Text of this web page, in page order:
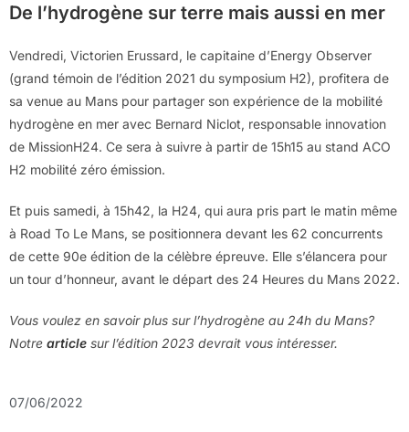
De l’hydrogène sur terre mais aussi en mer
Vendredi, Victorien Erussard, le capitaine d’Energy Observer
(grand témoin de l’édition 2021 du symposium H2), profitera de
sa venue au Mans pour partager son expérience de la mobilité
hydrogène en mer avec Bernard Niclot, responsable innovation
de MissionH24. Ce sera à suivre à partir de 15h15 au stand ACO
H2 mobilité zéro émission.
Et puis samedi, à 15h42, la H24, qui aura pris part le matin même
à Road To Le Mans, se positionnera devant les 62 concurrents
de cette 90e édition de la célèbre épreuve. Elle s’élancera pour
un tour d’honneur, avant le départ des 24 Heures du Mans 2022.
Vous voulez en savoir plus sur l’hydrogène au 24h du Mans?
Notre article sur l’édition 2023 devrait vous intéresser.
07/06/2022